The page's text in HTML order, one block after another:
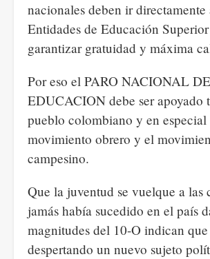
nacionales deben ir directamente
Entidades de Educación
garantizar gratuidad y máxima
Por eso el PARO NACIONAL DE
EDUCACION debe ser apoyado
pueblo colombiano y en
movimiento obrero y el
campesino.
Que la juventud se vuelque a las
jamás había sucedido en el país
magnitudes del 10-O indican que
despertando un nuevo sujeto